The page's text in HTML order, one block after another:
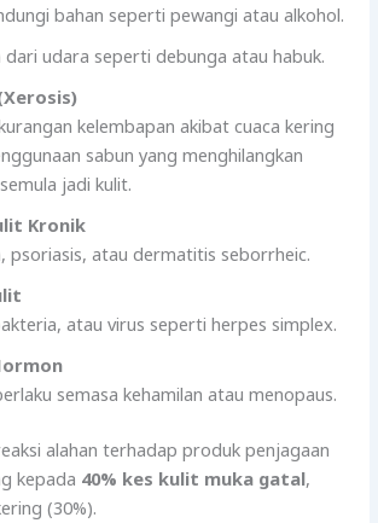
bahan seperti pewangi atau alkohol.
dari udara seperti debunga atau habuk.
kelembapan akibat cuaca kering
sabun yang menghilangkan
jadi kulit.
Kronik
psoriasis, atau dermatitis seborrheic.
atau virus seperti herpes simplex.
semasa kehamilan atau menopaus.
alahan terhadap produk penjagaan
kepada 40% kes kulit muka gatal,
(30%).